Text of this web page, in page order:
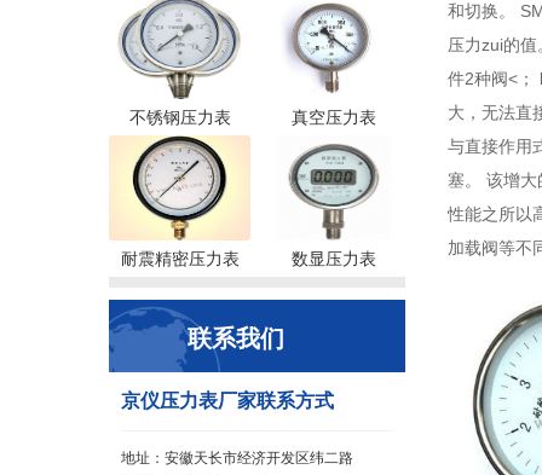
不锈钢压力表 真空压力表
耐震精密压力表 数显压力表
联系我们
京仪压力表厂家联系方式
地址：安徽天长市经济开发区纬二路
和切换。
压力zui的
件2种阀<；
大，无法直
与直接作用
塞。 该增
性能之所以
加载阀等不